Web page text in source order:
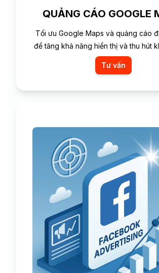
QUẢNG CÁO GOOGLE
Tối ưu Google Maps và quảng cáo
để tăng khả năng hiển thị và thu hút
Tư vấn